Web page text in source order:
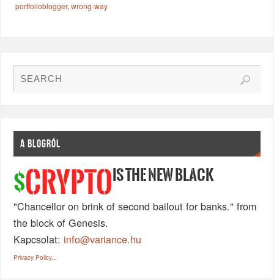
portfolioblogger,wrong-way
A BLOGRÓL
$CRYPTO IS THE NEW BLACK
"Chancellor on brink of second bailout for banks." from
the block of Genesis.
Kapcsolat: info@variance.hu
Privacy Policy...